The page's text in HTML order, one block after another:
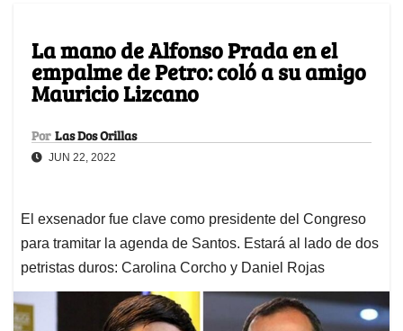
La mano de Alfonso Prada en el
empalme de Petro: coló a su amigo
Mauricio Lizcano
Por Las Dos Orillas
JUN 22, 2022
El exsenador fue clave como presidente del Congreso
para tramitar la agenda de Santos. Estará al lado de dos
petristas duros: Carolina Corcho y Daniel Rojas